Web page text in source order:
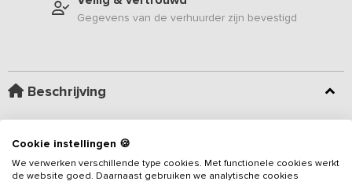
Gegevens van de verhuurder zijn bevestigd
Beschrijving
de Achterhoek. Bezoek dan eens met je gezin, familie of groep
deze luxe groepsaccommodatie. Ditvakantieadresis voorzien
van 8 slaapkamers, 6 badkamers, sauna en bubbelbad.
Cookie instellingen 🍪
We verwerken verschillende type cookies. Met functionele cookies werkt
de website goed. Daarnaast gebruiken we analytische cookies